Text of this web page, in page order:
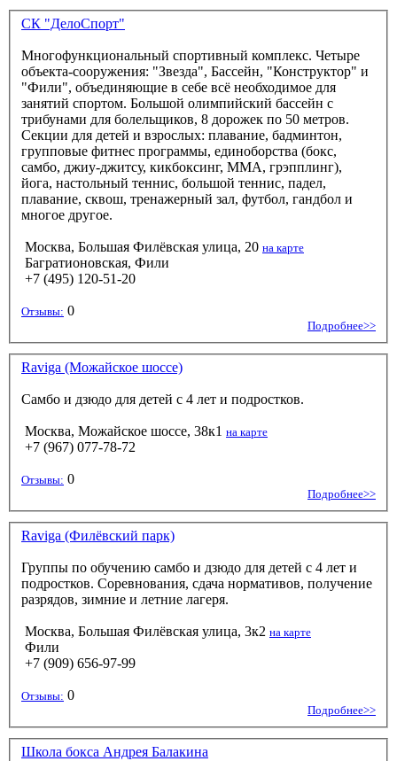
СК "ДелоСпорт"
Многофункциональный спортивный комплекс. Четыре
объекта-сооружения: "Звезда", Бассейн, "Конструктор" и
"Фили", объединяющие в себе всё необходимое для
занятий спортом. Большой олимпийский бассейн с
трибунами для болельщиков, 8 дорожек по 50 метров.
Секции для детей и взрослых: плавание, бадминтон,
групповые фитнес программы, единоборства (бокс,
самбо, джиу-джитсу, кикбоксинг, ММА, грэпплинг),
йога, настольный теннис, большой теннис, падел,
плавание, сквош, тренажерный зал, футбол, гандбол и
многое другое.
Москва, Большая Филёвская улица, 20 на карте
Багратионовская, Фили
+7 (495) 120-51-20
Отзывы: 0
Подробнее>>
Raviga (Можайское шоссе)
Самбо и дзюдо для детей с 4 лет и подростков.
Москва, Можайское шоссе, 38к1 на карте
+7 (967) 077-78-72
Отзывы: 0
Подробнее>>
Raviga (Филёвский парк)
Группы по обучению самбо и дзюдо для детей с 4 лет и
подростков. Соревнования, сдача нормативов, получение
разрядов, зимние и летние лагеря.
Москва, Большая Филёвская улица, 3к2 на карте
Фили
+7 (909) 656-97-99
Отзывы: 0
Подробнее>>
Школа бокса Андрея Балакина